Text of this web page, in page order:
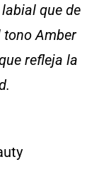
que de
tono Amber
refleja la